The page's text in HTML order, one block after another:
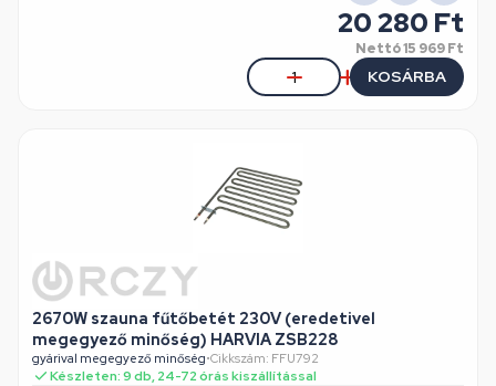
20 280 Ft
Nettó15 969 Ft
KOSÁRBA
2670W szauna fűtőbetét 230V (eredetivel
megegyező minőség) HARVIA ZSB228
gyárival megegyező minőség•Cikkszám: FFU792
Készleten: 9 db, 24-72 órás kiszállítással